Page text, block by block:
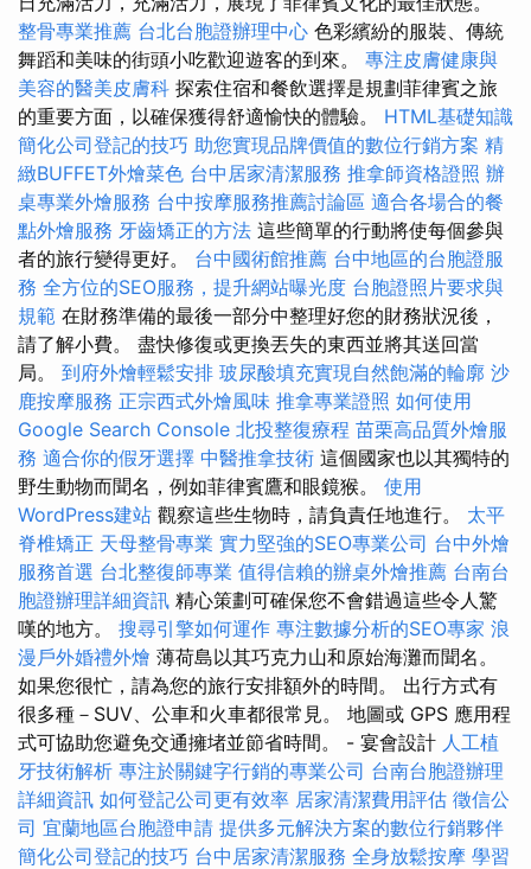
整骨專業推薦 台北台胞證辦理中心 色彩繽紛的服裝、傳統
舞蹈和美味的街頭小吃歡迎遊客的到來。 專注皮膚健康與
美容的醫美皮膚科 探索住宿和餐飲選擇是規劃菲律賓之旅
的重要方面，以確保獲得舒適愉快的體驗。 HTML基礎知識
簡化公司登記的技巧 助您實現品牌價值的數位行銷方案 精
緻BUFFET外燴菜色 台中居家清潔服務 推拿師資格證照 辦
桌專業外燴服務 台中按摩服務推薦討論區 適合各場合的餐
點外燴服務 牙齒矯正的方法 這些簡單的行動將使每個參與
者的旅行變得更好。 台中國術館推薦 台中地區的台胞證服
務 全方位的SEO服務，提升網站曝光度 台胞證照片要求與
規範 在財務準備的最後一部分中整理好您的財務狀況後，
請了解小費。 盡快修復或更換丟失的東西並將其送回當
局。 到府外燴輕鬆安排 玻尿酸填充實現自然飽滿的輪廓 沙
鹿按摩服務 正宗西式外燴風味 推拿專業證照 如何使用
Google Search Console 北投整復療程 苗栗高品質外燴服
務 適合你的假牙選擇 中醫推拿技術 這個國家也以其獨特的
野生動物而聞名，例如菲律賓鷹和眼鏡猴。 使用
WordPress建站 觀察這些生物時，請負責任地進行。 太平
脊椎矯正 天母整骨專業 實力堅強的SEO專業公司 台中外燴
服務首選 台北整復師專業 值得信賴的辦桌外燴推薦 台南台
胞證辦理詳細資訊 精心策劃可確保您不會錯過這些令人驚
嘆的地方。 搜尋引擎如何運作 專注數據分析的SEO專家 浪
漫戶外婚禮外燴 薄荷島以其巧克力山和原始海灘而聞名。
如果您很忙，請為您的旅行安排額外的時間。 出行方式有
很多種－SUV、公車和火車都很常見。 地圖或 GPS 應用程
式可協助您避免交通擁堵並節省時間。 - 宴會設計 人工植
牙技術解析 專注於關鍵字行銷的專業公司 台南台胞證辦理
詳細資訊 如何登記公司更有效率 居家清潔費用評估 徵信公
司 宜蘭地區台胞證申請 提供多元解決方案的數位行銷夥伴
簡化公司登記的技巧 台中居家清潔服務 全身放鬆按摩 學習